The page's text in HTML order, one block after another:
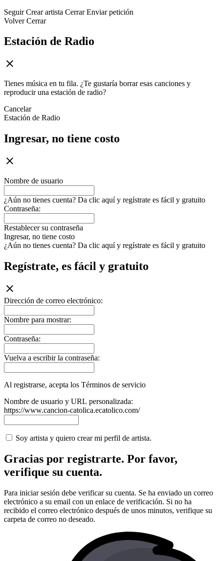
Seguir Crear artista Cerrar Enviar petición
Volver Cerrar
Estación de Radio
Tienes música en tu fila. ¿Te gustaría borrar esas canciones y
reproducir una estación de radio?
Cancelar
Estación de Radio
Ingresar, no tiene costo
Nombre de usuario
¿Aún no tienes cuenta? Da clic aquí y regístrate es fácil y gratuito
Contraseña:
Restablecer su contraseña
Ingresar, no tiene costo
¿Aún no tienes cuenta? Da clic aquí y regístrate es fácil y gratuito
Regístrate, es fácil y gratuito
Dirección de correo electrónico:
Nombre para mostrar:
Contraseña:
Vuelva a escribir la contraseña:
Al registrarse, acepta los Términos de servicio
Nombre de usuario y URL personalizada:
https://www.cancion-catolica.ecatolico.com/
Soy artista y quiero crear mi perfil de artista.
Gracias por registrarte. Por favor,
verifique su cuenta.
Para iniciar sesión debe verificar su cuenta. Se ha enviado un correo
electrónico a su email con un enlace de verificación. Si no ha
recibido el correo electrónico después de unos minutos, verifique su
carpeta de correo no deseado.